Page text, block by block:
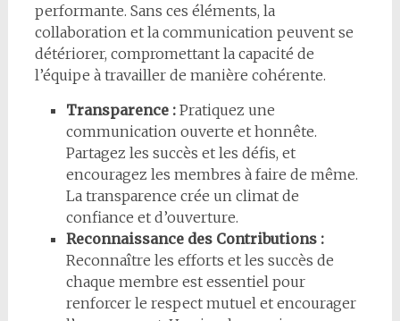
performante. Sans ces éléments, la
collaboration et la communication peuvent se
détériorer, compromettant la capacité de
l’équipe à travailler de manière cohérente.
Transparence :Pratiquez une
communication ouverte et honnête.
Partagez les succès et les défis, et
encouragez les membres à faire de même.
La transparence crée un climat de
confiance et d’ouverture.
Reconnaissance des Contributions :
Reconnaître les efforts et les succès de
chaque membre est essentiel pour
renforcer le respect mutuel et encourager